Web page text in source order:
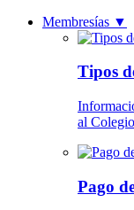
Membresías ▼
Tipos
al
Pago